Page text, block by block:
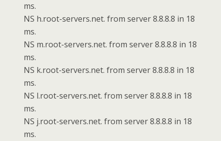
ms.
NS h.root-servers.net. from server 8.8.8.8 in 18
ms.
NS m.root-servers.net. from server 8.8.8.8 in 18
ms.
NS k.root-servers.net. from server 8.8.8.8 in 18
ms.
NS l.root-servers.net. from server 8.8.8.8 in 18
ms.
NS j.root-servers.net. from server 8.8.8.8 in 18
ms.